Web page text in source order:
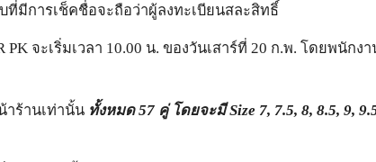
มีการเช็คชื่อจะถือว่าผู้ลงทะเบียนสละสิทธิ์
จะเริ่มเวลา 10.00 น. ของวันเสาร์ที่ 20 ก.พ. โดยพนัก
าร้านเท่านั้น ทั้งหมด 57 คู่ โดยจะมี Size 7, 7.5, 8, 8.5, 9,